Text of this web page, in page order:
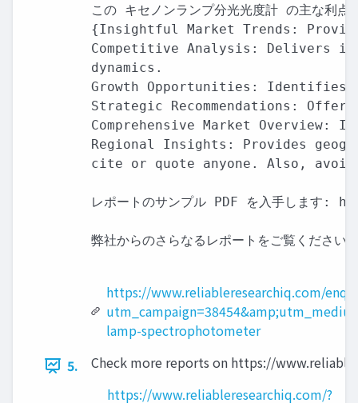
この キセノンランプ分光光度計 の主な利
{Insightful Market Trends:
Competitive Analysis: Delivers
dynamics.
Growth Opportunities: Identifies
Strategic Recommendations:
Comprehensive Market
Regional Insights: Provides
cite or quote anyone. Also, avoid
レポートのサンプル PDF を入手し
弊社からのさらなるレポートをご覧ください:
https://www.reliableresearchiq.com/
lamp-spectrophotometer
5.
Check more reports on https://
https://www.reliableresearchiq.com/?